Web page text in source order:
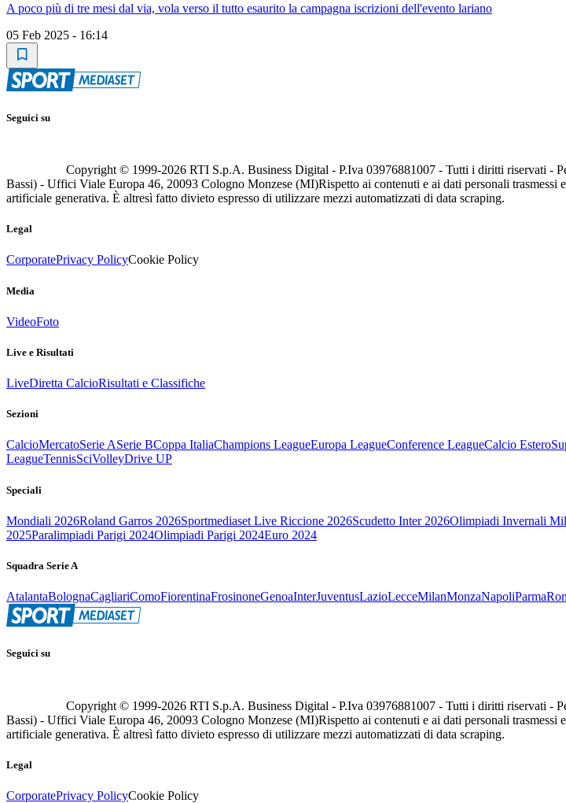
A poco più di tre mesi dal via, vola verso il tutto esaurito la campagna iscrizioni dell'evento lariano
05 Feb 2025 - 16:14
Seguici su
Copyright © 1999-2026 RTI S.p.A. Business Digital - P.Iva 03976881007 - Tutti i diritti riservati -
Bassi) - Uffici Viale Europa 46, 20093 Cologno Monzese (MI)Rispetto ai contenuti e ai dati personali
artificiale generativa. È altresì fatto divieto espresso di utilizzare mezzi automatizzati di data scraping.
Legal
CorporatePrivacy PolicyCookie Policy
Media
VideoFoto
Live e Risultati
LiveDiretta CalcioRisultati e Classifiche
Sezioni
CalcioMercatoSerie ASerie BCoppa ItaliaChampions LeagueEuropa LeagueConference LeagueCalcio Estero
LeagueTennisSciVolleyDrive UP
Speciali
Mondiali 2026Roland Garros 2026Sportmediaset Live Riccione 2026Scudetto Inter 2026Olimpiadi Invernali
2025Paralimpiadi Parigi 2024Olimpiadi Parigi 2024Euro 2024
Squadra Serie A
AtalantaBolognaCagliariComoFiorentinaFrosinoneGenoaInterJuventusLazioLecceMilanMonzaNapoliParma
Seguici su
Copyright © 1999-2026 RTI S.p.A. Business Digital - P.Iva 03976881007 - Tutti i diritti riservati -
Bassi) - Uffici Viale Europa 46, 20093 Cologno Monzese (MI)Rispetto ai contenuti e ai dati personali
artificiale generativa. È altresì fatto divieto espresso di utilizzare mezzi automatizzati di data scraping.
Legal
CorporatePrivacy PolicyCookie Policy